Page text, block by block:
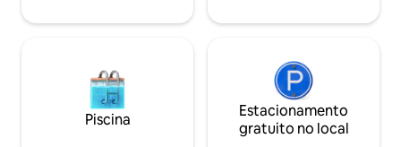
cozinha compartilhada.
Piscina
Estacionamento
gratuito no local